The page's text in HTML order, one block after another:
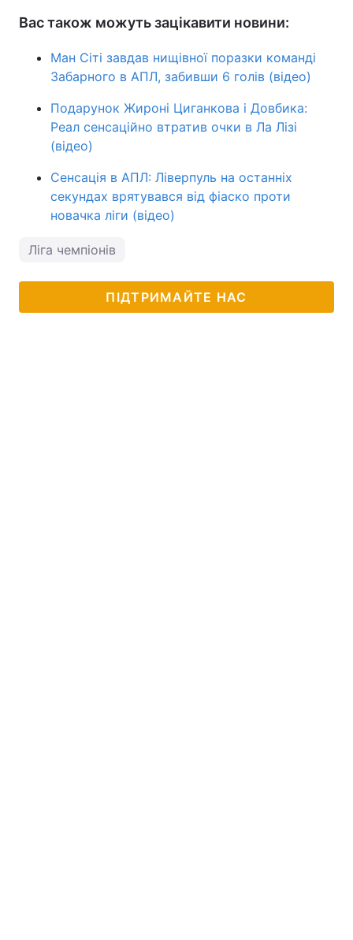
Вас також можуть зацікавити новини:
Ман Сіті завдав нищівної поразки команді
Забарного в АПЛ, забивши 6 голів (відео)
Подарунок Жироні Циганкова і Довбика:
Реал сенсаційно втратив очки в Ла Лізі
(відео)
Сенсація в АПЛ: Ліверпуль на останніх
секундах врятувався від фіаско проти
новачка ліги (відео)
Ліга чемпіонів
ПІДТРИМАЙТЕ НАС